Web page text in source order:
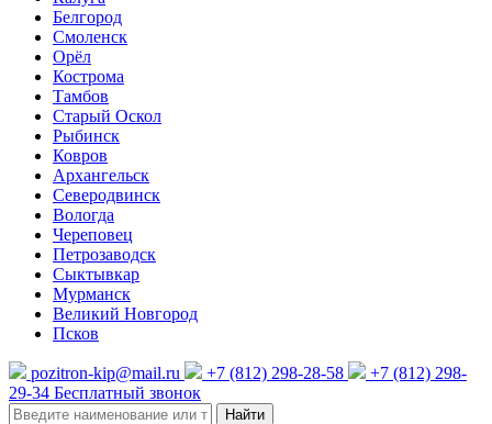
Белгород
Смоленск
Орёл
Кострома
Тамбов
Старый Оскол
Рыбинск
Ковров
Архангельск
Северодвинск
Вологда
Череповец
Петрозаводск
Сыктывкар
Мурманск
Великий Новгород
Псков
pozitron-kip@mail.ru +7 (812) 298-28-58
+7 (812) 298-
29-34 Бесплатный звонок
Найти